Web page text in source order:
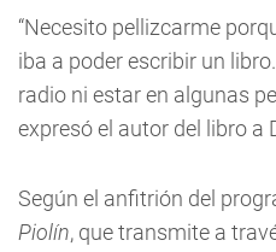
“Necesito pellizcarme
iba a poder escribir un
radio ni estar en algunas
expresó el autor del libro a
Según el anfitrión del
Piolín, que transmite a